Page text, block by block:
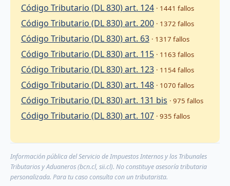
Código Tributario (DL 830) art. 124 · 1441 fallos
Código Tributario (DL 830) art. 200 · 1372 fallos
Código Tributario (DL 830) art. 63 · 1317 fallos
Código Tributario (DL 830) art. 115 · 1163 fallos
Código Tributario (DL 830) art. 123 · 1154 fallos
Código Tributario (DL 830) art. 148 · 1070 fallos
Código Tributario (DL 830) art. 131 bis · 975 fallos
Código Tributario (DL 830) art. 107 · 935 fallos
Información pública del Servicio de Impuestos Internos y los Tribunales
Tributarios y Aduaneros (bcn.cl, sii.cl). No constituye asesoría tributaria
personalizada. Para tu caso consulta con un tributarista.